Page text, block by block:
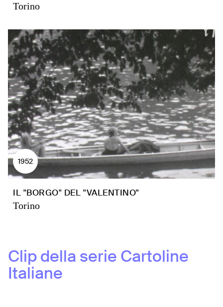
Torino
1952
IL "BORGO" DEL "VALENTINO"
Torino
Clip della serie Cartoline
Italiane